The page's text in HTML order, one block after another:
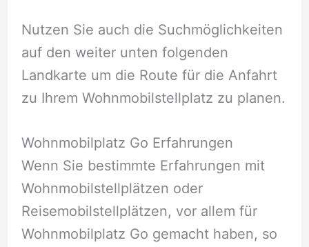
Nutzen Sie auch die Suchmöglichkeiten
auf den weiter unten folgenden
Landkarte um die Route für die Anfahrt
zu Ihrem Wohnmobilstellplatz zu planen.
Wohnmobilplatz Go Erfahrungen
Wenn Sie bestimmte Erfahrungen mit
Wohnmobilstellplätzen oder
Reisemobilstellplätzen, vor allem für
Wohnmobilplatz Go gemacht haben, so